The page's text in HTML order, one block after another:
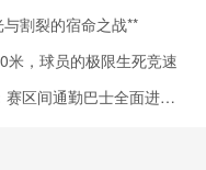
割裂的宿命之战**
米，球员的极限生死竞速
区间通勤巴士全面进入